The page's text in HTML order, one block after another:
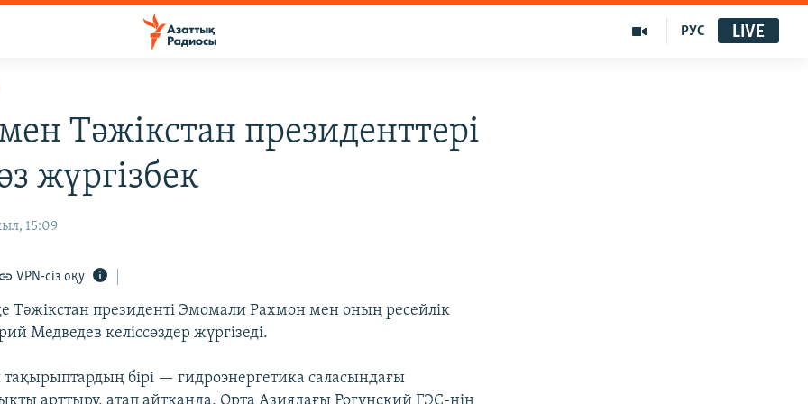
РУС LIVE
Тәжікстан президенттері
жүргізбек
15:09
VPN-сіз оқу
Тәжікстан президенті Эмомали Рахмон мен оның ресейлік
Медведев келіссөздер жүргізеді.
бірі — гидроэнергетика саласындағы